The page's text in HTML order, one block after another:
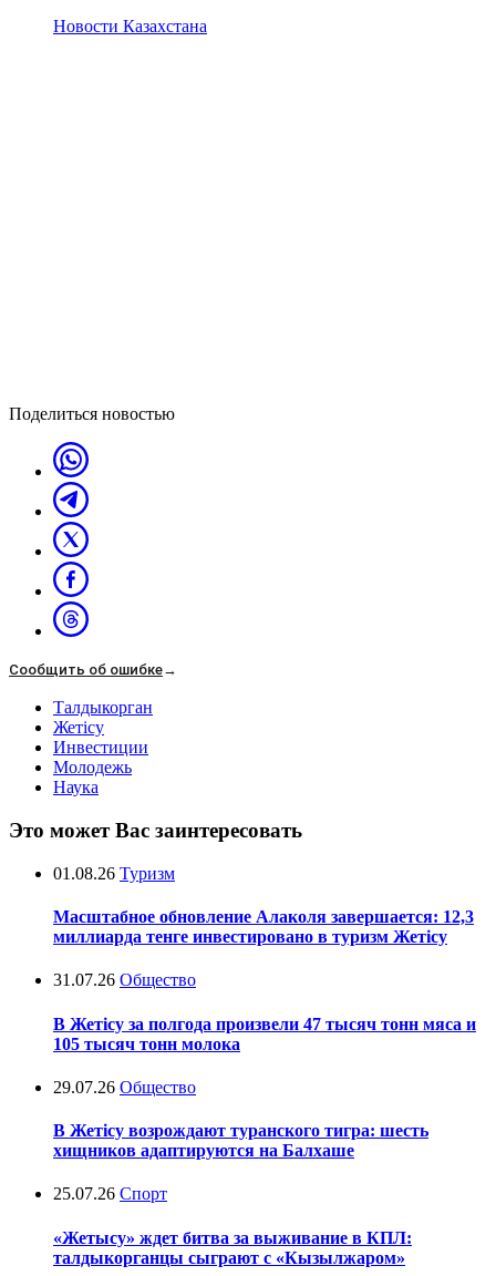
Новости Казахстана
Поделиться новостью
Сообщить об ошибке→
Талдыкорган
Жетісу
Инвестиции
Молодежь
Наука
Это может Вас заинтересовать
01.08.26 Туризм
Масштабное обновление Алаколя завершается: 12,3
миллиарда тенге инвестировано в туризм Жетісу
31.07.26 Общество
В Жетісу за полгода произвели 47 тысяч тонн мяса и
105 тысяч тонн молока
29.07.26 Общество
В Жетісу возрождают туранского тигра: шесть
хищников адаптируются на Балхаше
25.07.26 Спорт
«Жетысу» ждет битва за выживание в КПЛ:
талдыкорганцы сыграют с «Кызылжаром»